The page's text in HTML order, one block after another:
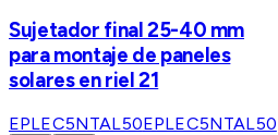
Sujetador final 25-40 mm
para montaje de paneles
solares en riel 21
EPLEC5NTAL50EPLEC5NTAL50